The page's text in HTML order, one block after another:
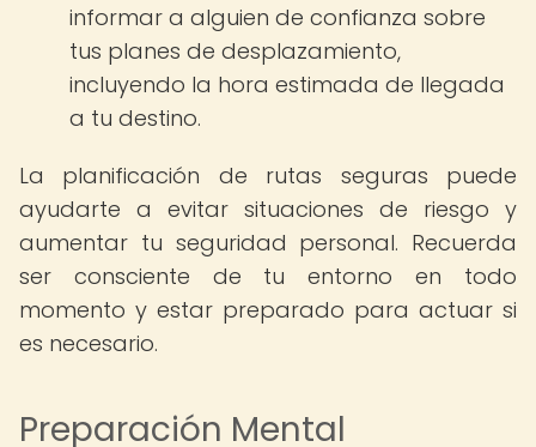
informar a alguien de confianza sobre
tus planes de desplazamiento,
incluyendo la hora estimada de llegada
a tu destino.
La planificación de rutas seguras puede
ayudarte a evitar situaciones de riesgo y
aumentar tu seguridad personal. Recuerda
ser consciente de tu entorno en todo
momento y estar preparado para actuar si
es necesario.
Preparación Mental